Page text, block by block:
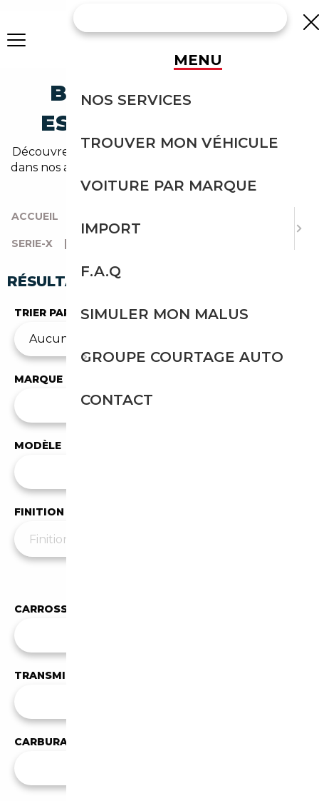
BMW X3 HYBRIDE-
ESSENCE OCCASION
Découvrez un large choix de bmw hybride-essence
dans nos annonces de x3. Un import sans effort avec
Courtage Auto.
ACCUEIL
SERIE-X |
RÉSULTATS DE VOTRE RECHERCHE
TRIER PAR
MARQUE
BMW
MODÈLE
FINITION
CARROSSERIE
TRANSMISSION
CARBURANT
MENU
NOS SERVICES
TROUVER MON VÉHICULE
VOITURE PAR MARQUE
IMPORT
F.A.Q
SIMULER MON MALUS
GROUPE COURTAGE AUTO
CONTACT